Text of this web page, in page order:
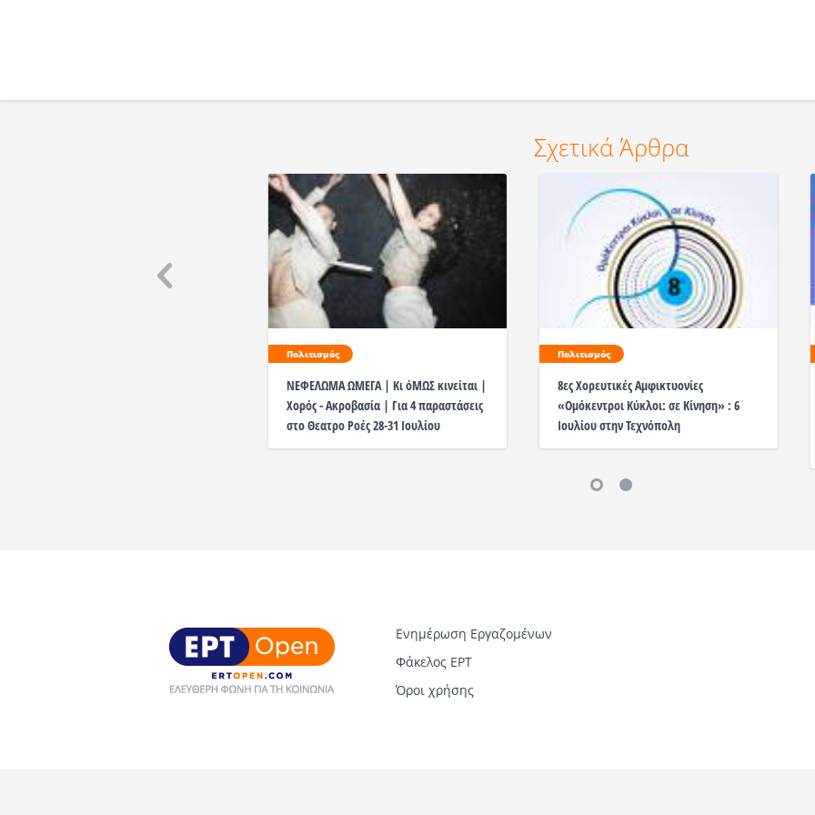
Σχετικά Άρθρα
Πολιτισμός
ΝΕΦΕΛΩΜΑ ΩΜΕΓΑ | Κι όΜΩΣ κινείται |
Χορός - Ακροβασία | Για 4 παραστάσεις
στο Θεατρο Ροές 28-31 Ιουλίου
Πολιτισμός
8ες Χορευτικές Αμφικτυονίες
«Ομόκεντροι Κύκλοι: σε Κίνηση» : 6
Ιουλίου στην Τεχνόπολη
Ενημέρωση Εργαζομένων
Φάκελος ΕΡΤ
Όροι χρήσης